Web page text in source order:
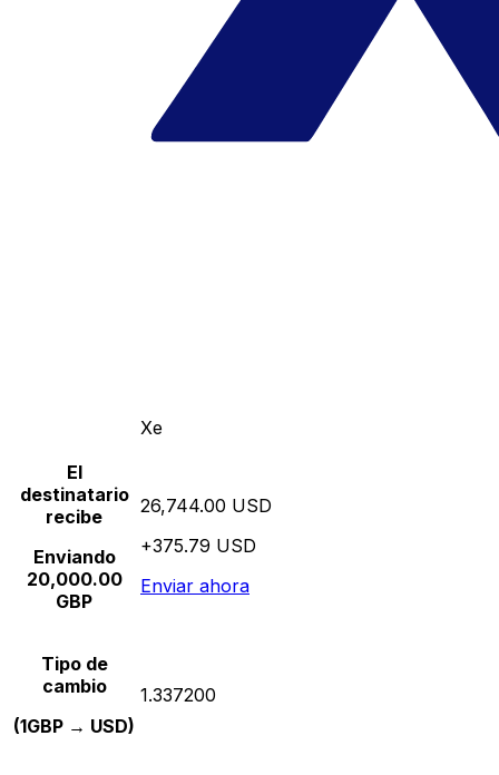
Xe
El
destinatario
recibe
Enviando
20,000.00
GBP
26,744.00 USD
+375.79 USD
Enviar ahora
Tipo de
cambio
(1GBP → USD)
1.337200